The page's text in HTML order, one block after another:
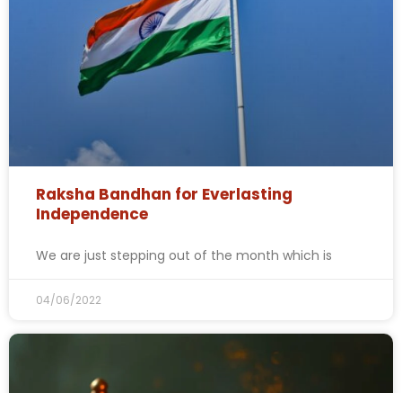
Raksha Bandhan for Everlasting
Independence
We are just stepping out of the month which is
04/06/2022